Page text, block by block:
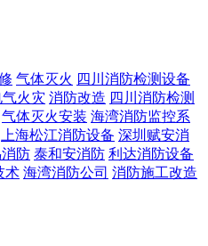
气体灭火 四川消防检测设备
气火灾 消防改造 四川消防检测
气体灭火安装 海湾消防监控系
上海松江消防设备 深圳赋安消
防 泰和安消防 利达消防设备
术 海湾消防公司 消防施工改造